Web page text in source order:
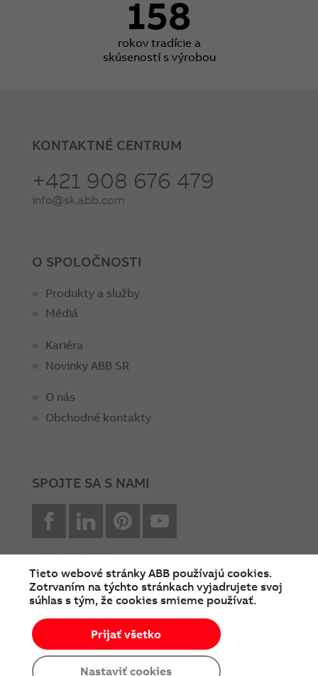
158
rokov tradície a
skúseností s výrobou
KONTAKTNÉ CENTRUM
+421 908 676 479
info@sk.abb.com
O SPOLOČNOSTI
Produkty a služby
Médiá
Kariéra
Novinky ABB SR
O nás
Obchodné kontakty
SPOJTE SA S NAMI
facebookLinkedin Pinterest
© Copyright 2026 ABB
Podmienky používania
Cookies a ochrana súkromia
Tieto webové stránky ABB používajú cookies.
Zotrvaním na týchto stránkach vyjadrujete svoj
súhlas s tým, že cookies smieme používať.
Nastaviť cookies
Prijať všetko